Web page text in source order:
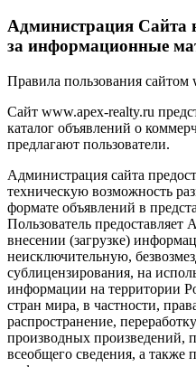
Администрация Сайта
за информационные
Правила пользования сайтом
Сайт www.apex-realty.ru
каталог объявлений о
предлагают пользователи.
Администрация сайта
техническую возможность
формате объявлений в
Пользователь
внесении (загрузке)
неисключительную,
сублицензирования, на
информации на территории
стран мира, в частности,
распространение,
производных произведений,
всеобщего сведения, а также